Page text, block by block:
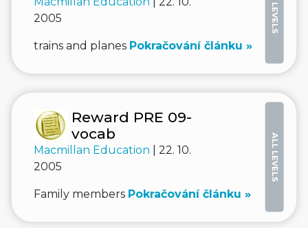
2005
trains and planes Pokračování článku »
ALL LEVELS
Reward PRE 09-
vocab
Macmillan Education
| 22. 10.
2005
Family members Pokračování článku »